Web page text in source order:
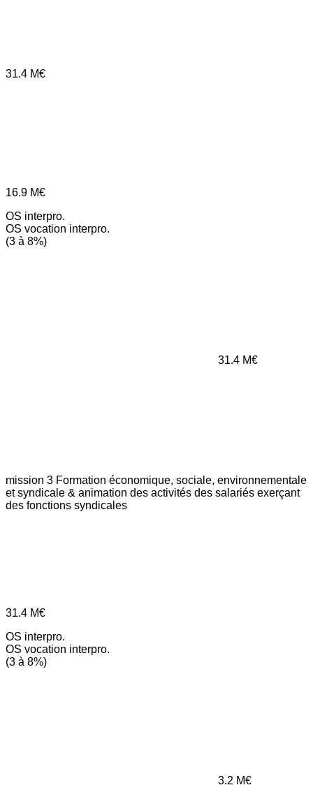
31.4 M€
16.9 M€
OS interpro.
OS vocation interpro.
(3 à 8%)
31.4 M€
mission 3 Formation économique, sociale, environnementale
et syndicale & animation des activités des salariés exerçant
des fonctions syndicales
31.4 M€
OS interpro.
OS vocation interpro.
(3 à 8%)
3.2 M€